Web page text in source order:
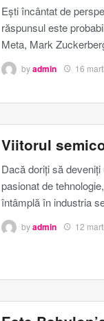
Ești încântat de
răspunsul este
Meta, Mark
by admin 16
Viitorul
Dacă doriți să
pasionat de
întâmplă în industria
by admin 12